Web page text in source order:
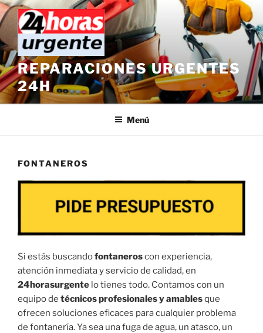
Saltar
al
contenido
REPARACIONES URGENTES
24H
Menú
FONTANEROS
Si estás buscandofontaneroscon experiencia,
atención inmediata y servicio de calidad, en
24horasurgente lo tienes todo. Contamos con un
equipo de técnicos profesionales y amablesque
ofrecen soluciones eficaces para cualquier problema
de fontanería. Ya sea una fuga de agua, un atasco, un